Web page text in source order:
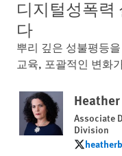
디지털성폭력
다
뿌리 깊은 성불평등
교육, 포괄적인 변화
Associate
Division